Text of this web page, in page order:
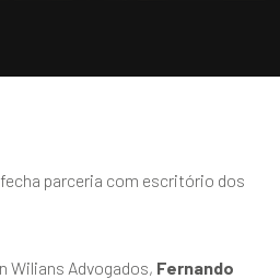
parceria com escritório dos
Wilians Advogados, Fernando